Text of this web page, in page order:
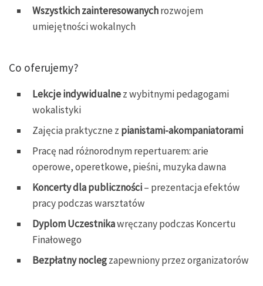
Wszystkich zainteresowanychrozwojem
umiejętności wokalnych
Co oferujemy?
Lekcje indywidualnez wybitnymi pedagogami
wokalistyki
Zajęcia praktyczne z pianistami-akompaniatorami
Pracę nad różnorodnym repertuarem: arie
operowe, operetkowe, pieśni, muzyka dawna
Koncerty dla publiczności– prezentacja efektów
pracy podczas warsztatów
Dyplom Uczestnikawręczany podczas Koncertu
Finałowego
Bezpłatny noclegzapewniony przez organizatorów